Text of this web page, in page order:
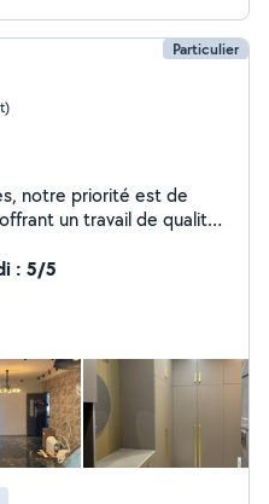
Particulier
un travail de qualité
service. C'est avec
à nos chers voisins.
de prestations dans
plâtrerie, pose de
pose de
de cuisines et
dépannage multiservices.
ses environs. Tous
à bien votre projet.
: 5/5